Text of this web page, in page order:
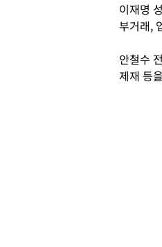
이재명
부거래,
안철수
제재 등